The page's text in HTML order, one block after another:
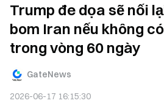
Trump đe dọa sẽ nối
bom Iran nếu không
trong vòng 60 ngày
GateNews
2026-06-17 16:15:30